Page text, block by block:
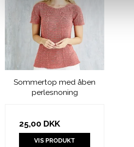
Sommertop med åben
perlesnoning
25,00 DKK
VIS PRODUKT